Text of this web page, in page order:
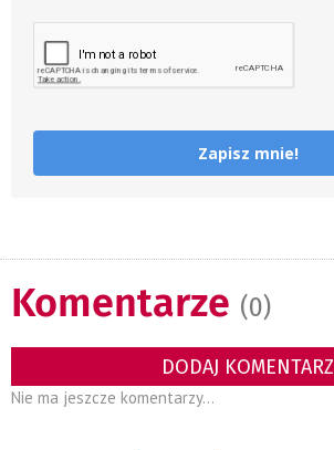
Zapisz mnie!
Komentarze (0)
DODAJ KOMENTARZ
Nie ma jeszcze komentarzy...